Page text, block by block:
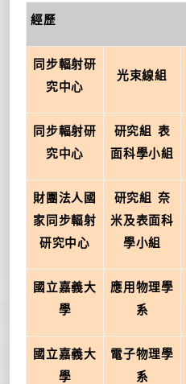
經歷
同步輻射研
究中心
光束線組
同步輻射研
究中心
研究組
表
面科學小組
財團法人國
家同步輻射
研究中心
研究組
奈
米及表面科
學小組
國立嘉義大
學
應用物理學
系
國立嘉義大
學
電子物理學
系